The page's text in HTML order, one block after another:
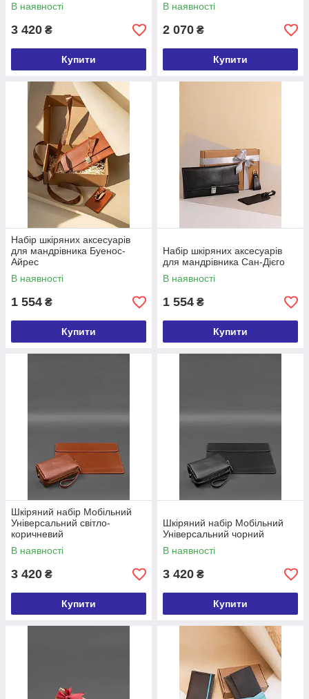
В наявності
3 420 ₴
Купити
В наявності
2 070 ₴
Купити
Набір шкіряних аксесуарів
для мандрівника Буенос-
Айрес
В наявності
1 554 ₴
Купити
Набір шкіряних аксесуарів
для мандрівника Сан-Дієго
В наявності
1 554 ₴
Купити
Шкіряний набір Мобільний
Універсальний світло-
коричневий
В наявності
3 420 ₴
Купити
Шкіряний набір Мобільний
Універсальний чорний
В наявності
3 420 ₴
Купити